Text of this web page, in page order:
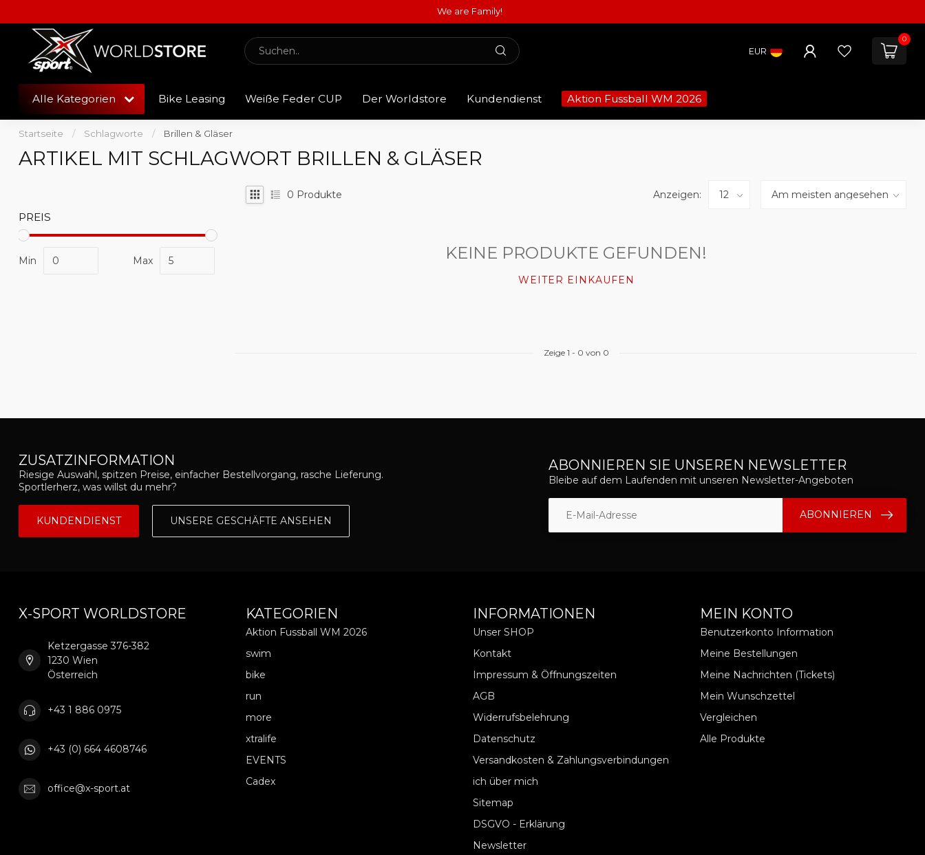
We are Family!
EUR
0
Alle Kategorien Bike Leasing Weiße Feder CUP Der Worldstore Kundendienst Aktion Fussball WM 2026
Startseite / Schlagworte / Brillen & Gläser
ARTIKEL MIT SCHLAGWORT BRILLEN & GLÄSER
PREIS
Min Max
0 Produkte Anzeigen:
KEINE PRODUKTE GEFUNDEN!
WEITER EINKAUFEN
Zeige 1 - 0 von 0
ZUSATZINFORMATION
Riesige Auswahl, spitzen Preise, einfacher Bestellvorgang, rasche Lieferung.
Sportlerherz, was willst du mehr?
KUNDENDIENST UNSERE GESCHÄFTE ANSEHEN
ABONNIEREN SIE UNSEREN NEWSLETTER
Bleibe auf dem Laufenden mit unseren Newsletter-Angeboten
ABONNIEREN
X-SPORT WORLDSTORE
Ketzergasse 376-382
1230 Wien
Österreich
+43 1 886 0975
+43 (0) 664 4608746
office@x-sport.at
KATEGORIEN
Aktion Fussball WM 2026
swim
bike
run
more
xtralife
EVENTS
Cadex
INFORMATIONEN
Unser SHOP
Kontakt
Impressum & Öffnungszeiten
AGB
Widerrufsbelehrung
Datenschutz
Versandkosten & Zahlungsverbindungen
ich über mich
Sitemap
DSGVO - Erklärung
Newsletter
MEIN KONTO
Benutzerkonto Information
Meine Bestellungen
Meine Nachrichten (Tickets)
Mein Wunschzettel
Vergleichen
Alle Produkte